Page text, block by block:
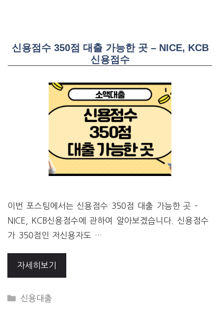
신용점수 350점 대출 가능한 곳 – NICE, KCB
신용점수
이번 포스팅에서는 신용점수 350점 대출 가능한 곳 –
NICE, KCB신용점수에 관하여 알아보겠습니다. 신용점수
가 350점인 저신용자도 …
자세히보기
CATEGORIES
신용대출